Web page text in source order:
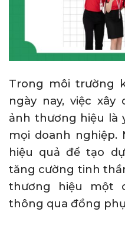
Trong môi trường
ngày nay, việc
ảnh thương hiệu là
mọi doanh
hiệu quả để tạo
tăng cường tinh
thương hiệu một
thông qua đồng